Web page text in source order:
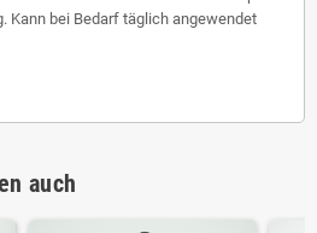
Kann bei Bedarf täglich angewendet
auch